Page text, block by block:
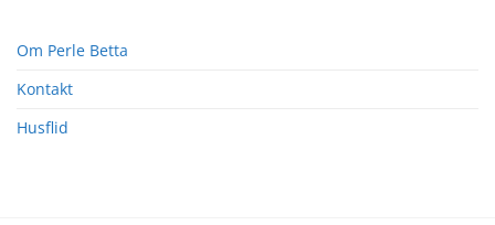
Om Perle Betta
Kontakt
Husflid